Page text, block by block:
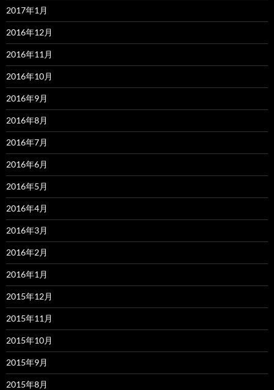
2017年1月
2016年12月
2016年11月
2016年10月
2016年9月
2016年8月
2016年7月
2016年6月
2016年5月
2016年4月
2016年3月
2016年2月
2016年1月
2015年12月
2015年11月
2015年10月
2015年9月
2015年8月